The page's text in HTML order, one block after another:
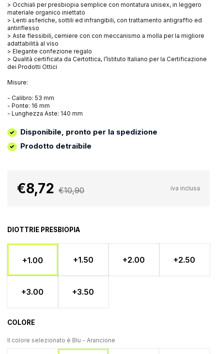
> Occhiali per presbiopia semplice con montatura unisex, in leggero
materiale organico iniettato
> Lenti asferiche, sottili ed infrangibili, con trattamento antigraffio ed
antiriflesso
> Aste flessibili, cerniere con con meccanismo a molla per la migliore
adattabilità al viso
> Elegante confezione regalo
> Qualità certificata da Certottica, l’Istituto Italiano per la Certificazione
dei Prodotti Ottici
Misure:
- Calibro: 53 mm
- Ponte: 16 mm
- Lunghezza Aste: 140 mm
Disponibile, pronto per la spedizione
Prodotto detraibile
€8,72 €10,90 iva inclusa
DIOTTRIE PRESBIOPIA
+1.00 +1.50 +2.00 +2.50
+3.00 +3.50
COLORE
Il colore selezionato è Blu - Arancione